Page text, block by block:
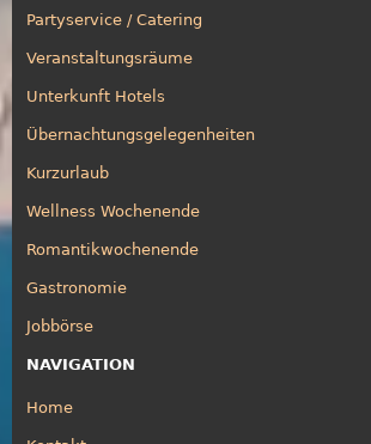
Partyservice / Catering
Veranstaltungsräume
Unterkunft Hotels
Übernachtungsgelegenheiten
Kurzurlaub
Wellness Wochenende
Romantikwochenende
Gastronomie
Jobbörse
NAVIGATION
Home